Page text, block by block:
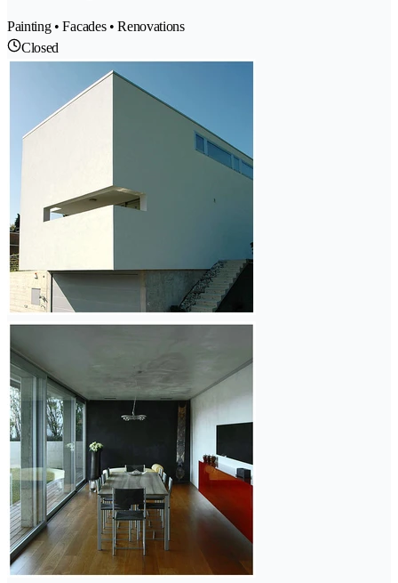
Painting • Facades • Renovations
Closed